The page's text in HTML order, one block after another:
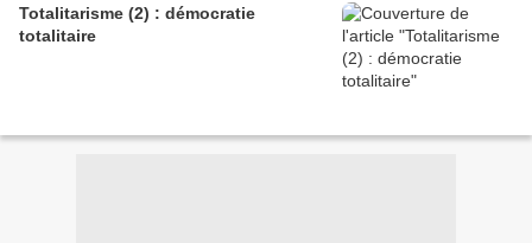
Totalitarisme (2) : démocratie
totalitaire